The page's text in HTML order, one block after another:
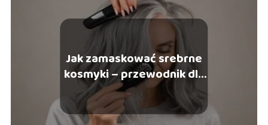
Jak zamaskować srebrne
kosmyki – przewodnik dla
pań